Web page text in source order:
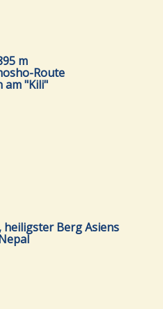
m
Route
am "Kili"
heiligster Berg Asiens